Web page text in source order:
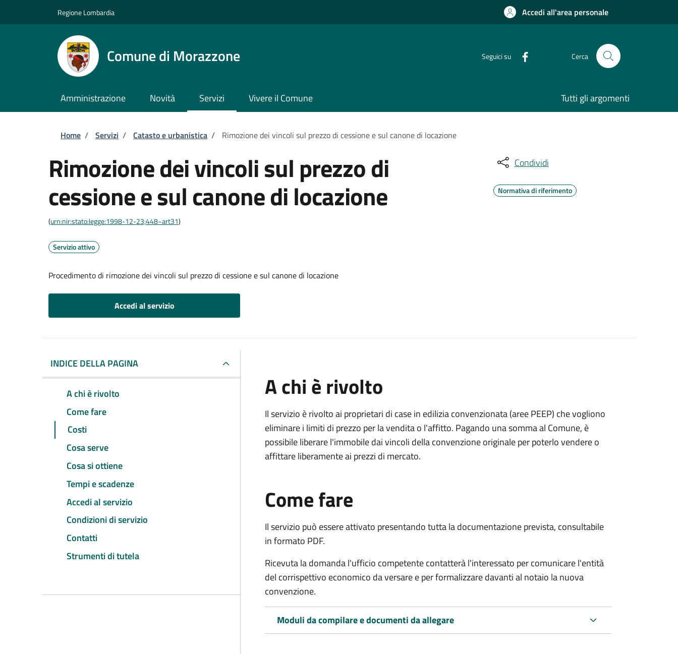
Regione Lombardia Accedi all'area personale
Comune di Morazzone Seguici su Cerca
Amministrazione Novità Servizi Vivere il Comune Tutti gli argomenti
Briciole di pane
Home / Servizi / Catasto e urbanistica / Rimozione dei vincoli sul prezzo di cessione e sul canone di locazione
Rimozione dei vincoli sul prezzo di
cessione e sul canone di locazione
(urn:nir:stato:legge:1998-12-23;448~art31)
Servizio attivo
Procedimento di rimozione dei vincoli sul prezzo di cessione e sul canone di locazione
Accedi al servizio
Condividi
Normativa di riferimento
INDICE DELLA PAGINA
A chi è rivolto
Come fare
Costi
Cosa serve
Cosa si ottiene
Tempi e scadenze
Accedi al servizio
Condizioni di servizio
Contatti
Strumenti di tutela
A chi è rivolto
Il servizio è rivolto ai proprietari di case in edilizia convenzionata (aree PEEP) che vogliono
eliminare i limiti di prezzo per la vendita o l'affitto. Pagando una somma al Comune, è
possibile liberare l'immobile dai vincoli della convenzione originale per poterlo vendere o
affittare liberamente ai prezzi di mercato.
Come fare
Il servizio può essere attivato presentando tutta la documentazione prevista, consultabile
in formato PDF.
Ricevuta la domanda l'ufficio competente contatterà l'interessato per comunicare l'entità
del corrispettivo economico da versare e per formalizzare davanti al notaio la nuova
convenzione.
Moduli da compilare e documenti da allegare